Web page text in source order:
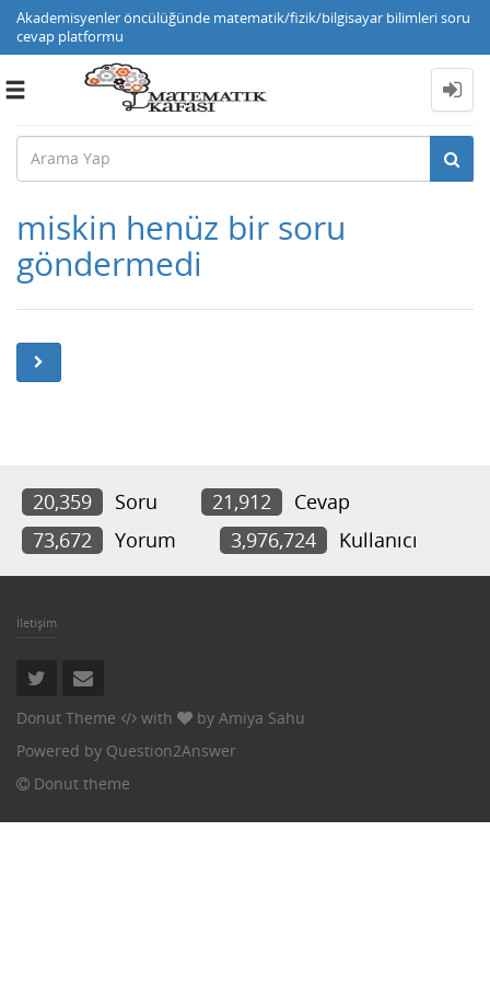
Akademisyenler öncülüğünde matematik/fizik/bilgisayar bilimleri soru
cevap platformu
Toggle
miskin henüz bir soru
göndermedi
20,359 Soru 21,912
Cevap
73,672
Yorum 3,976,724 Kullanıcı
İletişim
Donut Theme with by Amiya Sahu
Powered by Question2Answer
Donut theme